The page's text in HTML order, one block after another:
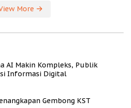
More
AI Makin Kompleks, Publik
Informasi Digital
Gembong KST